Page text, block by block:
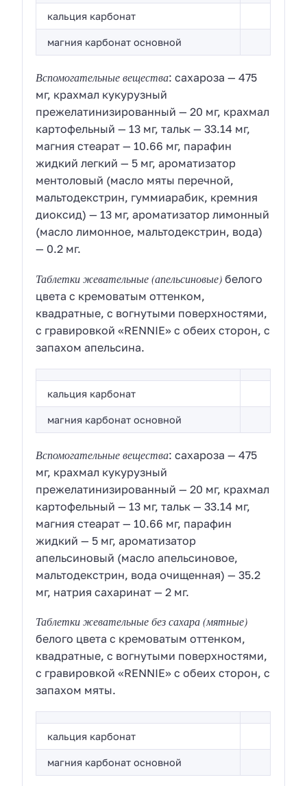
кальция карбонат
магния карбонат основной
Вспомогательные вещества: сахароза — 475
мг, крахмал кукурузный
прежелатинизированный — 20 мг, крахмал
картофельный — 13 мг, тальк — 33.14 мг,
магния стеарат — 10.66 мг, парафин
жидкий легкий — 5 мг, ароматизатор
ментоловый (масло мяты перечной,
мальтодекстрин, гуммиарабик, кремния
диоксид) — 13 мг, ароматизатор лимонный
(масло лимонное, мальтодекстрин, вода)
— 0.2 мг.
Таблетки жевательные (апельсиновые) белого
цвета с кремоватым оттенком,
квадратные, с вогнутыми поверхностями,
с гравировкой «RENNIE» с обеих сторон, с
запахом апельсина.
кальция карбонат
магния карбонат основной
Вспомогательные вещества: сахароза — 475
мг, крахмал кукурузный
прежелатинизированный — 20 мг, крахмал
картофельный — 13 мг, тальк — 33.14 мг,
магния стеарат — 10.66 мг, парафин
жидкий — 5 мг, ароматизатор
апельсиновый (масло апельсиновое,
мальтодекстрин, вода очищенная) — 35.2
мг, натрия сахаринат — 2 мг.
Таблетки жевательные без сахара (мятные)
белого цвета с кремоватым оттенком,
квадратные, с вогнутыми поверхностями,
с гравировкой «RENNIE» с обеих сторон, с
запахом мяты.
кальция карбонат
магния карбонат основной